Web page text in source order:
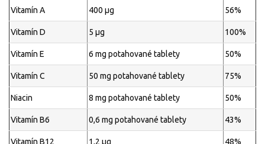
Vitamín A 400 μg 56%
Vitamín D 5 μg 100%
Vitamín E 6 mg potahované tablety 50%
Vitamín C 50 mg potahované tablety 75%
Niacin 8 mg potahované tablety 50%
Vitamín B6 0,6 mg potahované tablety 43%
Vitamín B12 1,2 μg 48%